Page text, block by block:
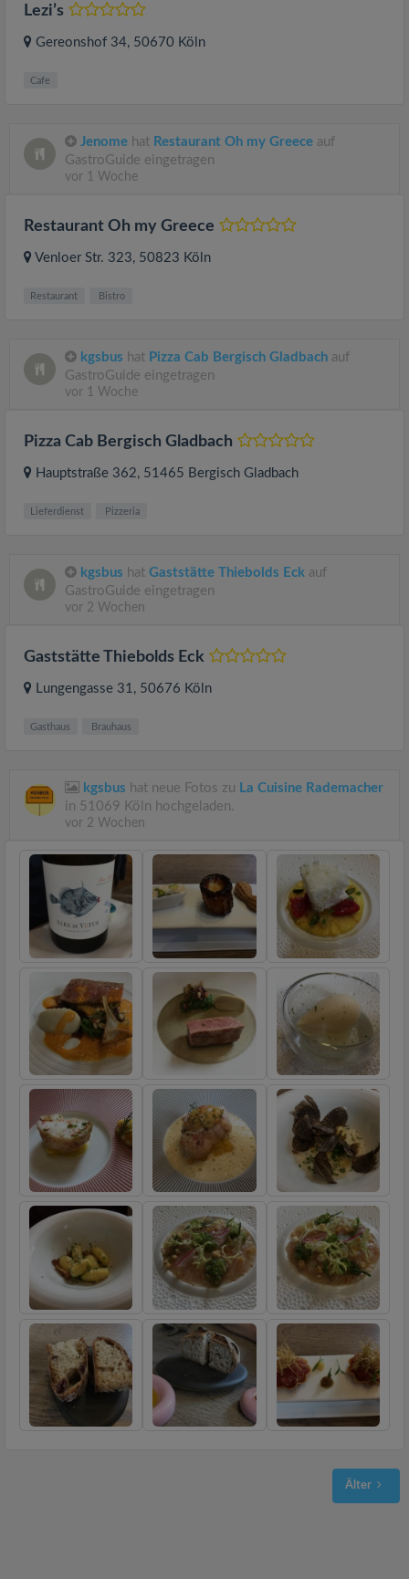
Lezi’s
Gereonshof 34, 50670 Köln
Cafe
Jenome hat Restaurant Oh my Greece auf
GastroGuide eingetragen
vor 1 Woche
Restaurant Oh my Greece
Venloer Str. 323, 50823 Köln
Restaurant Bistro
kgsbus hat Pizza Cab Bergisch Gladbach auf
GastroGuide eingetragen
vor 1 Woche
Pizza Cab Bergisch Gladbach
Hauptstraße 362, 51465 Bergisch Gladbach
Lieferdienst Pizzeria
kgsbus hat Gaststätte Thiebolds Eck auf
GastroGuide eingetragen
vor 2 Wochen
Gaststätte Thiebolds Eck
Lungengasse 31, 50676 Köln
Gasthaus Brauhaus
kgsbus hat neue Fotos zu La Cuisine Rademacher
in 51069 Köln hochgeladen.
vor 2 Wochen
Älter